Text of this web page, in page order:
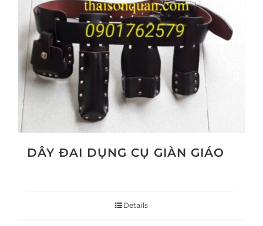
DÂY ĐAI DỤNG CỤ GIÀN GIÁO
Details